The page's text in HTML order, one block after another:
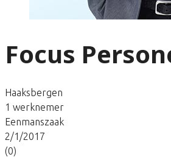
Focus
Haaksbergen
1 werknemer
Eenmanszaak
2/1/2017
(0)